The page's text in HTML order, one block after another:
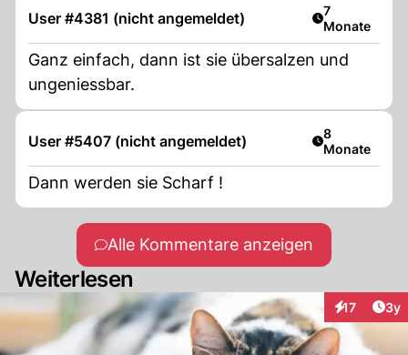
User #4381 (nicht angemeldet) Artikel
7
Monate
Ganz einfach, dann ist sie übersalzen und
ungeniessbar.
User #5407 (nicht angemeldet) Artikel
8
Monate
Dann werden sie Scharf !
Alle Kommentare anzeigen
Weiterlesen
17 3y